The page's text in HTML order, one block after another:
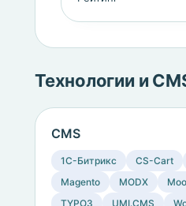
Технологии и
CMS
1C-Битрикс CS-Cart
Magento
MODX
TYPO3
UMI.CMS